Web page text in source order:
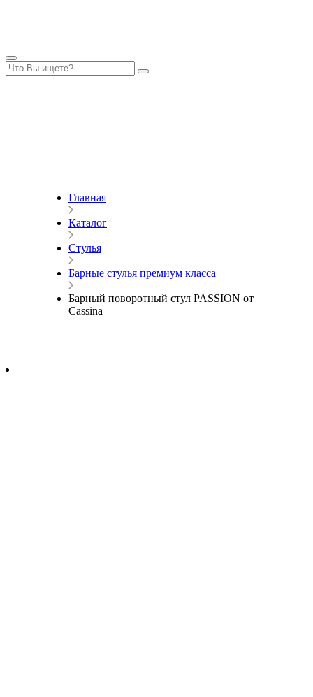
Главная
Каталог
Стулья
Барные стулья премиум класса
Барный поворотный стул PASSION от
Cassina